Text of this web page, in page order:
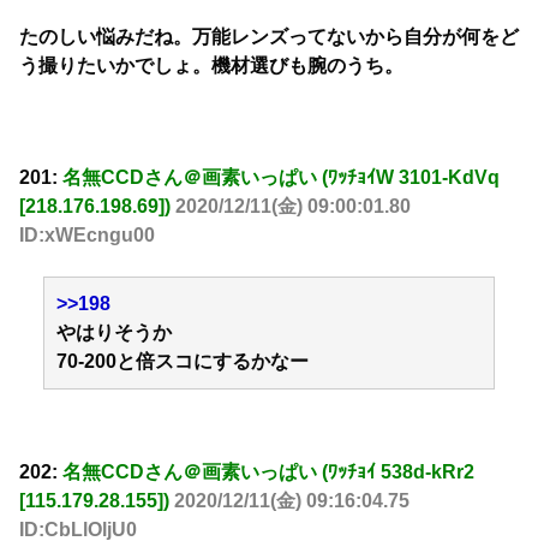
たのしい悩みだね。万能レンズってないから自分が何をど
う撮りたいかでしょ。機材選びも腕のうち。
201: 名無CCDさん＠画素いっぱい (ﾜｯﾁｮｲW 3101-KdVq
[218.176.198.69]) 2020/12/11(金) 09:00:01.80
ID:xWEcngu00
>>198
やはりそうか
70-200と倍スコにするかなー
202: 名無CCDさん＠画素いっぱい (ﾜｯﾁｮｲ 538d-kRr2
[115.179.28.155]) 2020/12/11(金) 09:16:04.75
ID:CbLlOljU0